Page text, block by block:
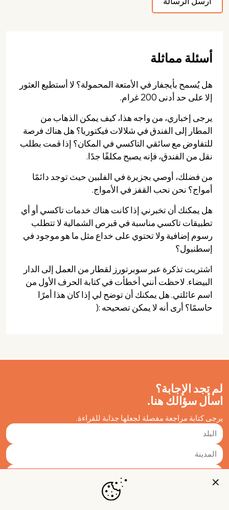
أسئلة مماثلة
هل يُسمح بأيجفار في الأمتعة المحمولة؟ لا أستطيع العثور
إلا على حد أدنى 200 غرام.
يرجى إخباري، من واجه هذا، كيف يمكن الذهاب من
المطار إلى الفندق في شلالات فيكتوريا؟ هل هناك فرصة
للتفاوض مع سائقي التاكسي في المكان؟ إذا قمت بطلب
نقل من الفندق، فإنه يصبح مكلفًا جدًا.
من فضلك، أوصي بجزيرة في الفلبين حيث توجد دائمًا
أمواج؟ نحن نحب القفز في الأمواج.
هل يمكنك أن تخبرني إذا كانت هناك خدمات تاكسي أو أي
تطبيقات تاكسي مناسبة في قبرص الشمالية لا تتطلب
رسوم إضافية ولا تحتوي على خداع مثل ما هو موجود في
إسطنبول؟
اشتريت تذكرة عبر سوبرتورز لقطار من العمل إلى الدار
البيضاء. لاحظت أنني أخطأت في كتابة الحرف الأول من
اسم عائلتي. هل يمكنك أن توضح لي إذا كان هذا أمرًا
حاسمًا؟ أرى أنه لا يمكن تصحيحه :(
لم تجد الإجابة؟
اسأل سؤالك هنا.
يرجى كتابة مراجعة مفصلة لجعلها جذابة للقراءة.